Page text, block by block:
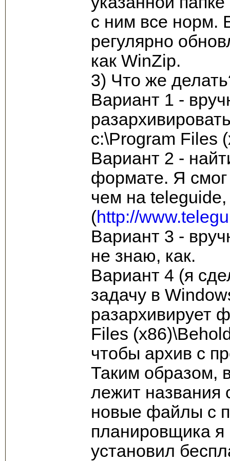
с ним все норм.
регулярно
как WinZip.
3) Что же
Вариант 1 -
c:\Program Files
Вариант 2 -
формате. Я
чем на teleguide,
(http://
Вариант 3 -
не знаю, как.
Вариант 4 (я
задачу в
разархивирует
Files
чтобы архив с
Таким образом,
лежит названия
новые файлы с
планировщика я
установил